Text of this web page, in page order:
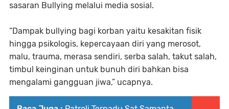
sasaran Bullying melalui media sosial.
“Dampak bullying bagi korban yaitu kesakitan fisik
hingga psikologis, kepercayaan diri yang merosot,
malu, trauma, merasa sendiri, serba salah, takut salah,
timbul keinginan untuk bunuh diri bahkan bisa
mengalami gangguan jiwa,” ucapnya.